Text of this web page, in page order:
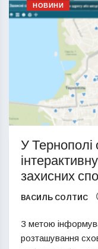
НОВИНИ
У
захисних
ВАСИЛЬ СОЛТИС
З метою
розташування